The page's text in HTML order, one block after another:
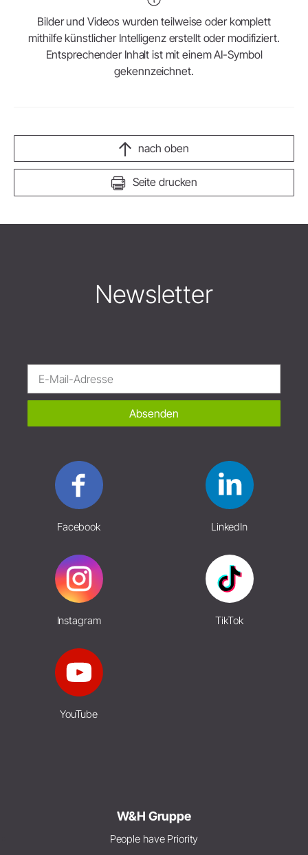
Bilder und Videos wurden teilweise oder komplett
mithilfe künstlicher Intelligenz erstellt oder modifiziert.
Entsprechender Inhalt ist mit einem AI-Symbol
gekennzeichnet.
Seite drucken
nach oben
Newsletter
Absenden
Facebook LinkedIn
Instagram TikTok
YouTube
W&H Gruppe
People have Priority